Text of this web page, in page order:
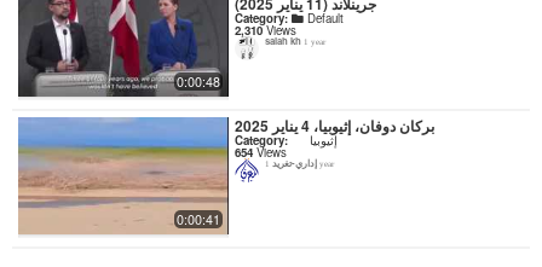
0:00:48
Category: Default
2,310Views
salah kh 1 year
0:00:41
بركان دوفان، إثيوبيا، 4 يناير 2025
Category: إثيوبيا
654 Views
إداري-تغريد 1 year